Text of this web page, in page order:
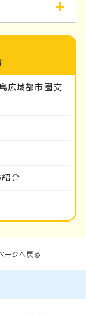
広域都市圏交
介
ージへ戻る